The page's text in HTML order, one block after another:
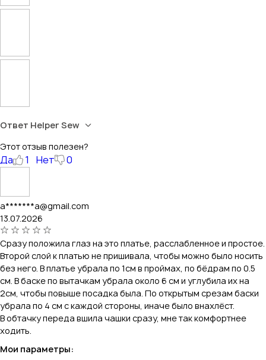
Ответ Helper Sew
Этот отзыв полезен?
Да 1 Нет 0
a*******a@gmail.com
13.07.2026
Сразу положила глаз на это платье, расслабленное и простое.
Второй слой к платью не пришивала, чтобы можно было носить
без него. В платье убрала по 1см в проймах, по бёдрам по 0.5
см. В баске по вытачкам убрала около 6 см и углубила их на
2см, чтобы повыше посадка была. По открытым срезам баски
убрала по 4 см с каждой стороны, иначе было внахлёст.
В обтачку переда вшила чашки сразу, мне так комфортнее
ходить.
Мои параметры: